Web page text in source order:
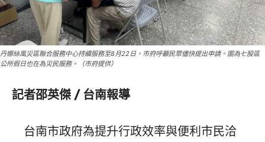
丹娜絲風災區聯合服務中心持續服務至8月22日，市府呼籲民眾儘快提出申請。圖為七股區
公所假日也在為災民服務。（市府提供）
記者邵英傑 / 台南報導
台南市政府為提升行政效率與便利市民洽